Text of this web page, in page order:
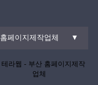
홈페이지제작업체 ▼